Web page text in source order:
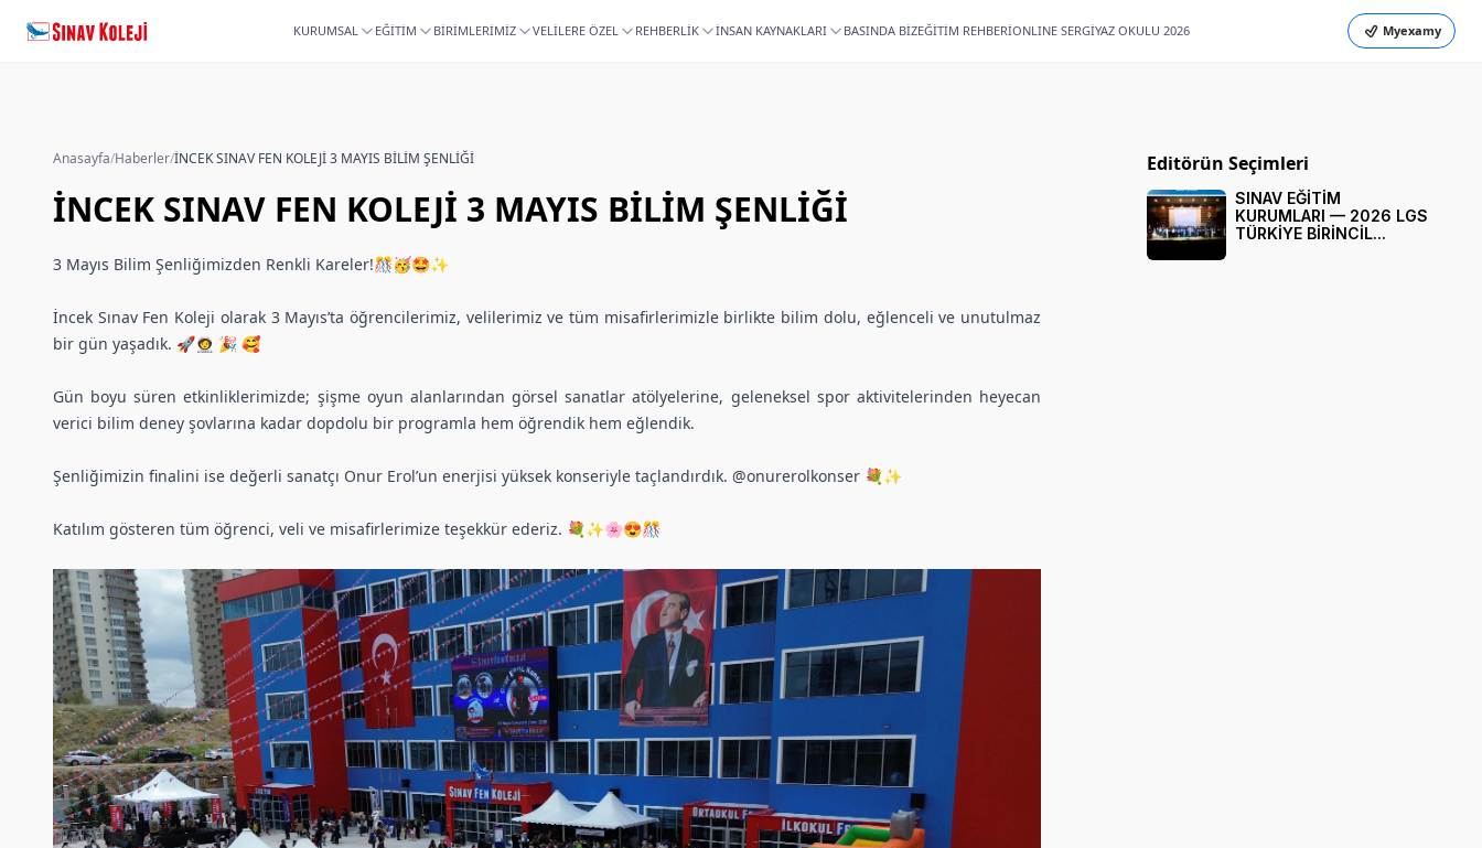
KURUMSAL EĞİTİM BİRİMLERİMİZ VELİLERE ÖZEL REHBERLİK İNSAN KAYNAKLARI BASINDA BİZEĞİTİM REHBERİONLINE SERGİYAZ OKULU 2026 Myexamy
Editörün Seçimleri
SINAV EĞİTİM
KURUMLARI — 2026 LGS
TÜRKİYE BİRİNCİL...
Anasayfa/Haberler/İNCEK SINAV FEN KOLEJİ 3 MAYIS BİLİM ŞENLİĞİ
İNCEK SINAV FEN KOLEJİ 3 MAYIS BİLİM ŞENLİĞİ
3 Mayıs Bilim Şenliğimizden Renkli Kareler!🎊🥳🤩✨
İncek Sınav Fen Koleji olarak 3 Mayıs’ta öğrencilerimiz, velilerimiz ve tüm misafirlerimizle birlikte bilim dolu, eğlenceli ve unutulmaz
bir gün yaşadık. 🚀🧑‍🚀 🎉 🥰
Gün boyu süren etkinliklerimizde; şişme oyun alanlarından görsel sanatlar atölyelerine, geleneksel spor aktivitelerinden heyecan
verici bilim deney şovlarına kadar dopdolu bir programla hem öğrendik hem eğlendik.
Şenliğimizin finalini ise değerli sanatçı Onur Erol’un enerjisi yüksek konseriyle taçlandırdık. @onurerolkonser 💐✨
Katılım gösteren tüm öğrenci, veli ve misafirlerimize teşekkür ederiz. 💐✨🌸😍🎊